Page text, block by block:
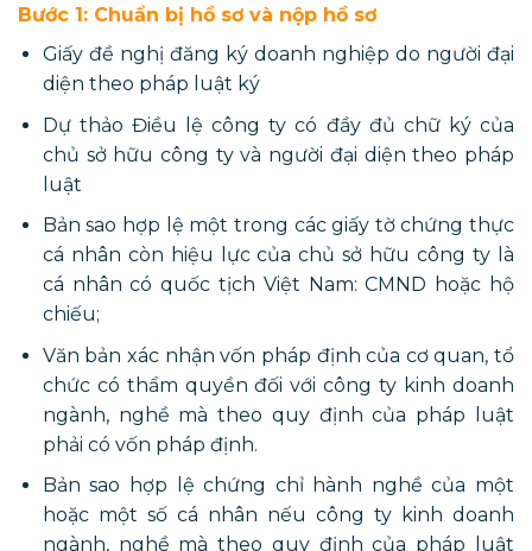
Bước 1: Chuẩn bị hồ sơ và nộp hồ sơ
Giấy đề nghị đăng ký doanh nghiệp do người đại
diện theo pháp luật ký
Dự thảo Điều lệ công ty có đầy đủ chữ ký của
chủ sở hữu công ty và người đại diện theo pháp
luật
Bản sao hợp lệ một trong các giấy tờ chứng thực
cá nhân còn hiệu lực của chủ sở hữu công ty là
cá nhân có quốc tịch Việt Nam: CMND hoặc hộ
chiếu;
Văn bản xác nhận vốn pháp định của cơ quan, tổ
chức có thẩm quyền đối với công ty kinh doanh
ngành, nghề mà theo quy định của pháp luật
phải có vốn pháp định.
Bản sao hợp lệ chứng chỉ hành nghề của một
hoặc một số cá nhân nếu công ty kinh doanh
ngành, nghề mà theo quy định của pháp luật